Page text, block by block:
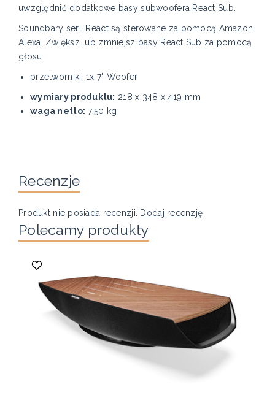
uwzględnić dodatkowe basy subwoofera React Sub.
Soundbary serii React są sterowane za pomocą Amazon
Alexa. Zwiększ lub zmniejsz basy React Sub za pomocą
głosu.
przetworniki: 1x 7" Woofer
wymiary produktu: 218 x 348 x 419 mm
waga netto: 7,50 kg
Recenzje
Produkt nie posiada recenzji. Dodaj recenzję
Polecamy produkty